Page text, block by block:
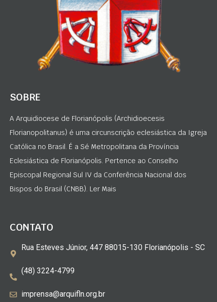
SOBRE
A Arquidiocese de Florianópolis (Archidioecesis
Florianopolitanus) é uma circunscrição eclesiástica da Igreja
Católica no Brasil. É a Sé Metropolitana da Província
Eclesiástica de Florianópolis. Pertence ao Conselho
Episcopal Regional Sul IV da Conferência Nacional dos
Bispos do Brasil (CNBB). Ler Mais
CONTATO
Rua Esteves Júnior, 447 88015-130 Florianópolis - SC
(48) 3224-4799
imprensa@arquifln.org.br